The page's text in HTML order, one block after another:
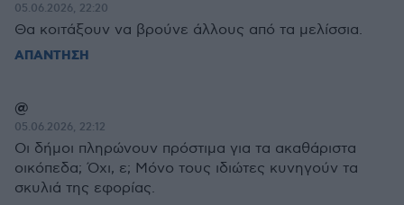
05.06.2026, 22:20
Θα κοιτάξουν να βρούνε άλλους από τα μελίσσια.
ΑΠΑΝΤΗΣΗ
@
05.06.2026, 22:12
Οι δήμοι πληρώνουν πρόστιμα για τα ακαθάριστα
οικόπεδα; Όχι, ε; Μόνο τους ιδιώτες κυνηγούν τα
σκυλιά της εφορίας.